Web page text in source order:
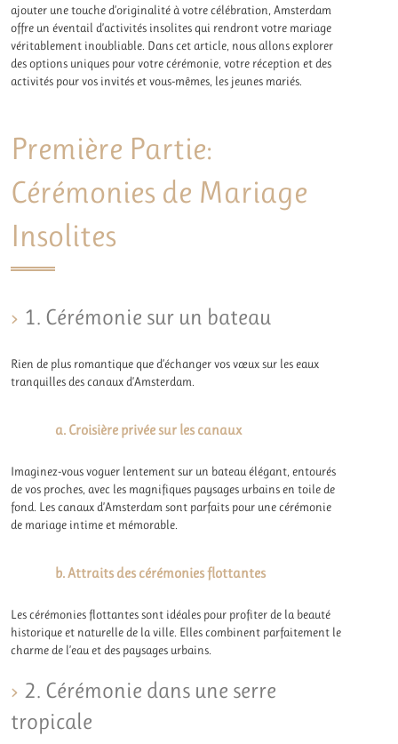
ajouter une touche d’originalité à votre célébration, Amsterdam
offre un éventail d’activités insolites qui rendront votre mariage
véritablement inoubliable. Dans cet article, nous allons explorer
des options uniques pour votre cérémonie, votre réception et des
activités pour vos invités et vous-mêmes, les jeunes mariés.
Première Partie:
Cérémonies de Mariage
Insolites
1. Cérémonie sur un bateau
Rien de plus romantique que d’échanger vos vœux sur les eaux
tranquilles des canaux d’Amsterdam.
a. Croisière privée sur les canaux
Imaginez-vous voguer lentement sur un bateau élégant, entourés
de vos proches, avec les magnifiques paysages urbains en toile de
fond. Les canaux d’Amsterdam sont parfaits pour une cérémonie
de mariage intime et mémorable.
b. Attraits des cérémonies flottantes
Les cérémonies flottantes sont idéales pour profiter de la beauté
historique et naturelle de la ville. Elles combinent parfaitement le
charme de l’eau et des paysages urbains.
2. Cérémonie dans une serre
tropicale